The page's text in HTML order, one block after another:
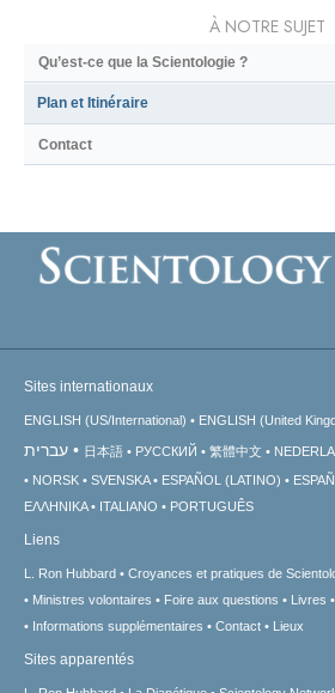
À NOTRE SUJET
Qu’est-ce que la Scientologie ?
Plan et Itinéraire
Contact
Sites internationaux
ENGLISH (US/International) ENGLISH (United
עברית 日本語 РУССКИЙ 繁體中文
NORSK
SVENSKA ESPAÑOL (LATINO)
ΕΛΛΗΝΙΚA
ITALIANO PORTUGUÊS
Liens
L. Ron Hubbard Croyances et pratiques de
Ministres volontaires
Foire aux questions Livres
Informations supplémentaires
Contact Lieux
Sites apparentés